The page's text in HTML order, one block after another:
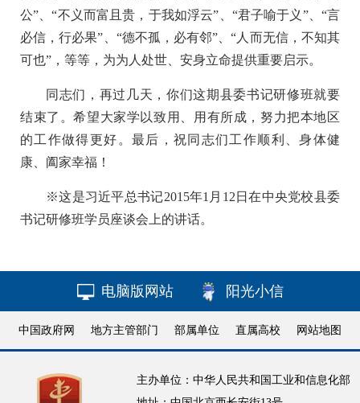
公”、“不义而富且贵，于我如浮云”、“君子喻于义”、“言
必信，行必果”、“德不孤，必有邻”、“人而无信，不知其
可也”，等等，为为人处世、安身立命提供重要启示。
同志们，再过几天，你们这期县委书记研修班就要
结束了。希望大家学以致用、用有所成，努力把本地区
的工作做得更好。最后，祝同志们工作顺利、身体健
康、阖家幸福！
※这是习近平总书记2015年1月12日在中央党校县委
书记研修班学员座谈会上的讲话。
电脑版网站 阳光小信
中国政府网 地方主管部门 部属单位 直属高校 网站地图
主办单位：中华人民共和国工业和信息化部